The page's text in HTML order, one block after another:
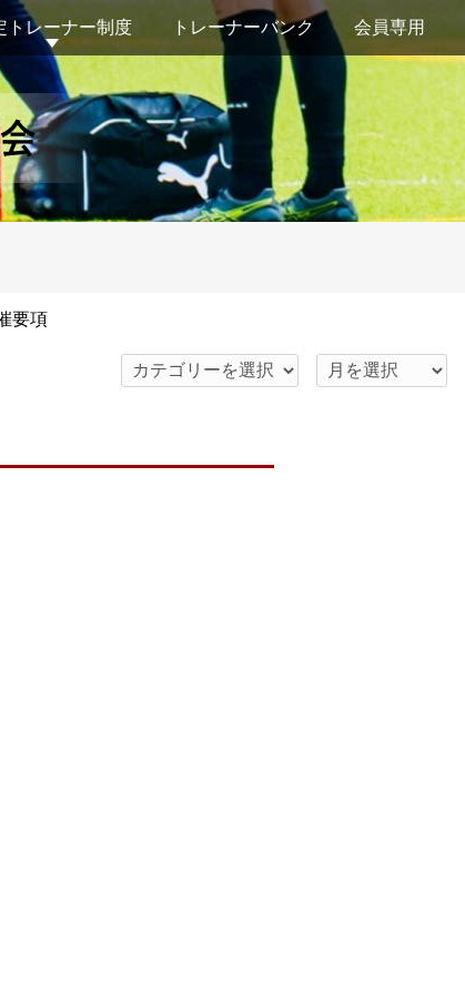
トレーナー制度 トレーナーバンク 会員専用
要項